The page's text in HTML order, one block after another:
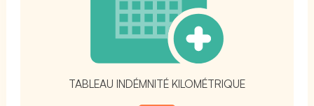
TABLEAU INDÉMNITÉ KILOMÉTRIQUE